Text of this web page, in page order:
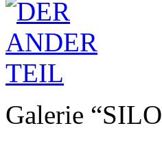
Galerie “SILO